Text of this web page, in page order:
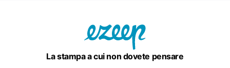
La stampa a cui non dovete pensare